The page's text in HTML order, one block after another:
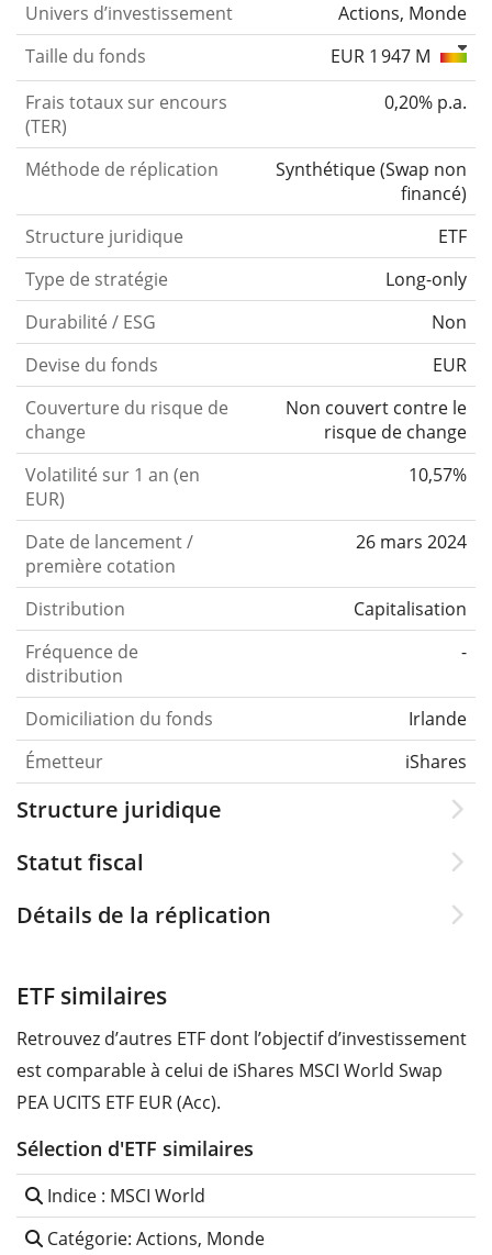
Univers d’investissement
Actions, Monde
Taille du fonds
EUR 1 947 M
Frais totaux sur encours
(TER)
0,20% p.a.
Méthode de réplication Synthétique(Swap non
financé)
Structure juridique
ETF
Type de stratégie
Long-only
Durabilité / ESG
Non
Devise du fonds
EUR
Couverture du risque de
change
Non couvert contre le
risque de change
Volatilité sur 1 an (en
EUR)
10,57%
Date de lancement /
première cotation
26 mars 2024
Distribution
Capitalisation
Fréquence de
distribution
-
Domiciliation du fonds
Irlande
Émetteur
iShares
Structure juridique
Statut fiscal
Détails de la réplication
ETF similaires
Retrouvez d’autres ETF dont l’objectif d’investissement
est comparable à celui de iShares MSCI World Swap
PEA UCITS ETF EUR (Acc).
Sélection d'ETF similaires
Indice : MSCI World
Catégorie: Actions, Monde